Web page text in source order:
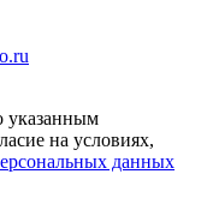
указанным
на условиях,
данных